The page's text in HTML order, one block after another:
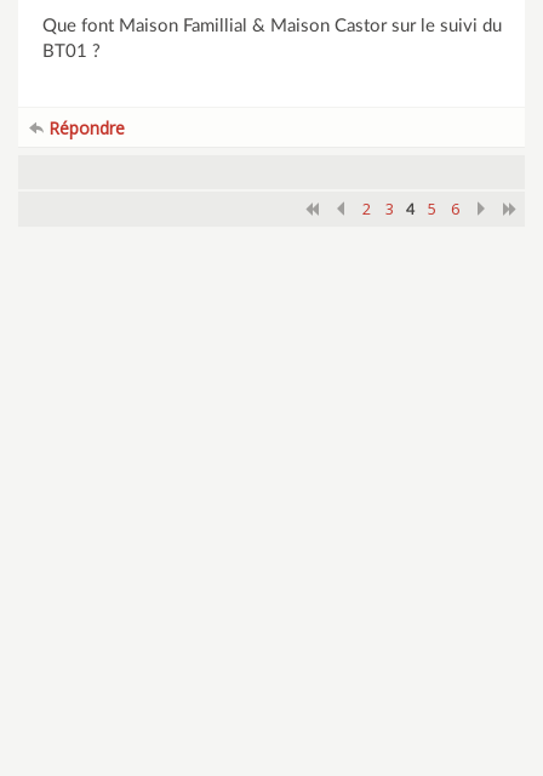
Que font Maison Famillial & Maison Castor sur le suivi du
BT01 ?
Répondre
2 3 4 5 6